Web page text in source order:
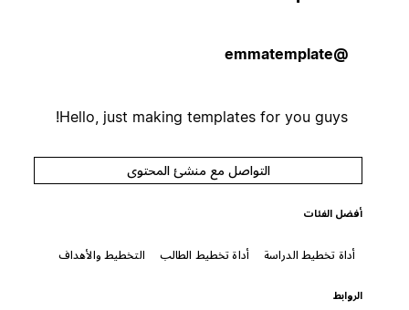
Hello, just making templates for you guys!
التواصل مع منشئ المحتوى
أفضل الفئات
أداة تخطيط الدراسة أداة تخطيط الطالب التخطيط والأهداف